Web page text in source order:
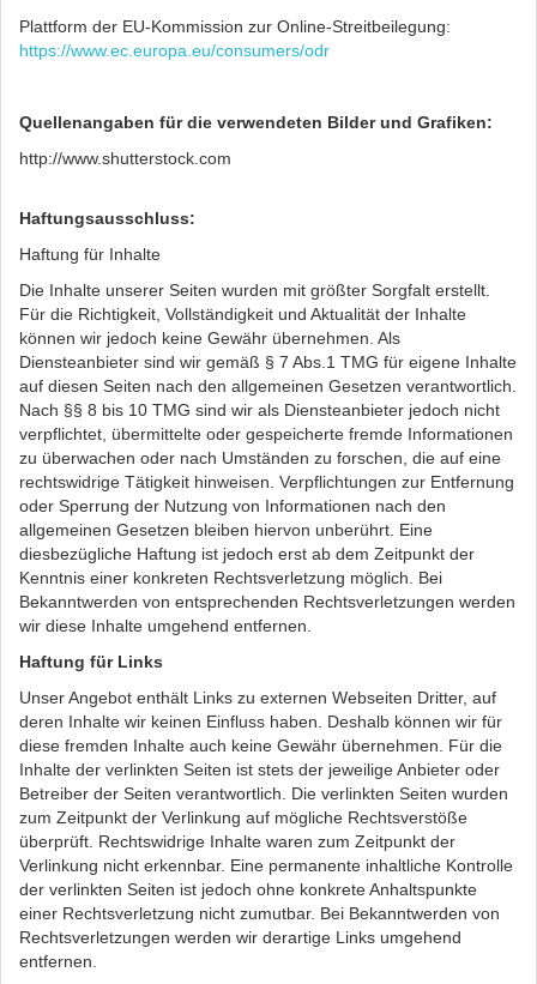
Plattform der EU-Kommission zur Online-Streitbeilegung:
https://www.ec.europa.eu/consumers/odr
Quellenangaben für die verwendeten Bilder und Grafiken:
http://www.shutterstock.com
Haftungsausschluss:
Haftung für Inhalte
Die Inhalte unserer Seiten wurden mit größter Sorgfalt erstellt.
Für die Richtigkeit, Vollständigkeit und Aktualität der Inhalte
können wir jedoch keine Gewähr übernehmen. Als
Diensteanbieter sind wir gemäß § 7 Abs.1 TMG für eigene Inhalte
auf diesen Seiten nach den allgemeinen Gesetzen verantwortlich.
Nach §§ 8 bis 10 TMG sind wir als Diensteanbieter jedoch nicht
verpflichtet, übermittelte oder gespeicherte fremde Informationen
zu überwachen oder nach Umständen zu forschen, die auf eine
rechtswidrige Tätigkeit hinweisen. Verpflichtungen zur Entfernung
oder Sperrung der Nutzung von Informationen nach den
allgemeinen Gesetzen bleiben hiervon unberührt. Eine
diesbezügliche Haftung ist jedoch erst ab dem Zeitpunkt der
Kenntnis einer konkreten Rechtsverletzung möglich. Bei
Bekanntwerden von entsprechenden Rechtsverletzungen werden
wir diese Inhalte umgehend entfernen.
Haftung für Links
Unser Angebot enthält Links zu externen Webseiten Dritter, auf
deren Inhalte wir keinen Einfluss haben. Deshalb können wir für
diese fremden Inhalte auch keine Gewähr übernehmen. Für die
Inhalte der verlinkten Seiten ist stets der jeweilige Anbieter oder
Betreiber der Seiten verantwortlich. Die verlinkten Seiten wurden
zum Zeitpunkt der Verlinkung auf mögliche Rechtsverstöße
überprüft. Rechtswidrige Inhalte waren zum Zeitpunkt der
Verlinkung nicht erkennbar. Eine permanente inhaltliche Kontrolle
der verlinkten Seiten ist jedoch ohne konkrete Anhaltspunkte
einer Rechtsverletzung nicht zumutbar. Bei Bekanntwerden von
Rechtsverletzungen werden wir derartige Links umgehend
entfernen.